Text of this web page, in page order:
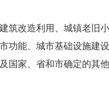
改造利用、城镇老旧小
功能、城市基础设施建
国家、省和市确定的其